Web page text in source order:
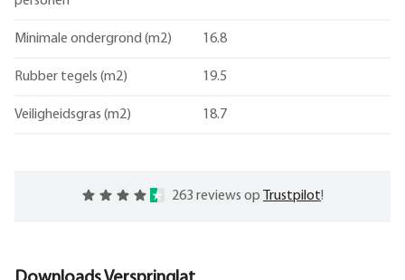
Minimale ondergrond (m2) 16.8
Rubber tegels (m2) 19.5
Veiligheidsgras (m2) 18.7
263 reviews op Trustpilot!